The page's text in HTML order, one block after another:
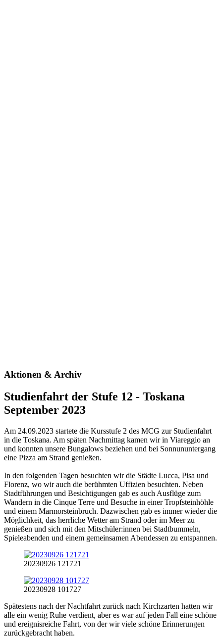
Aktionen & Archiv
Studienfahrt der Stufe 12 - Toskana
September 2023
Am 24.09.2023 startete die Kursstufe 2 des MCG zur Studienfahrt
in die Toskana. Am späten Nachmittag kamen wir in Viareggio an
und konnten unsere Bungalows beziehen und bei Sonnununtergang
eine Pizza am Strand genießen.
In den folgenden Tagen besuchten wir die Städte Lucca, Pisa und
Florenz, wo wir auch die berühmten Uffizien besuchten. Neben
Stadtführungen und Besichtigungen gab es auch Ausflüge zum
Wandern in die Cinque Terre und Besuche in einer Tropfsteinhöhle
und einem Marmorsteinbruch. Dazwischen gab es immer wieder die
Möglichkeit, das herrliche Wetter am Strand oder im Meer zu
genießen und sich mit den Mitschüler:innen bei Stadtbummeln,
Spieleabenden und einem gemeinsamen Abendessen zu entspannen.
20230926 121721
20230928 101727
Spätestens nach der Nachtfahrt zurück nach Kirchzarten hatten wir
alle ein wenig Ruhe verdient, aber es war auf jeden Fall eine schöne
und ereignisreiche Fahrt, von der wir viele schöne Erinnerungen
zurückgebracht haben.